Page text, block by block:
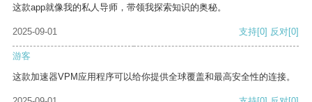
这款app就像我的私人导师，带领我探索知识的奥秘。
2025-09-01 支持[0] 反对[0]
游客
这款加速器VPM应用程序可以给你提供全球覆盖和最高安全性的连接。